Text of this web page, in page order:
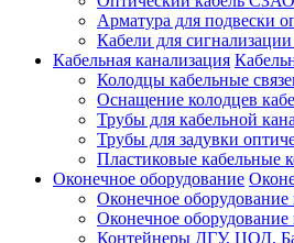
Арматура для подвески
Кабели для
Кабельная канализация
Колодцы кабельные
Оснащение колодцев
Трубы для кабельной
Трубы для задувки
Пластиковые кабельные
Оконечное оборудование
Оконечное
Оконечное
Контейнеры ДГУ, ЦОД,